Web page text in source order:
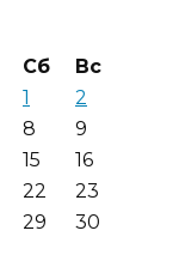
Сб
Вс
1
2
8
9
15
16
22
23
29
30